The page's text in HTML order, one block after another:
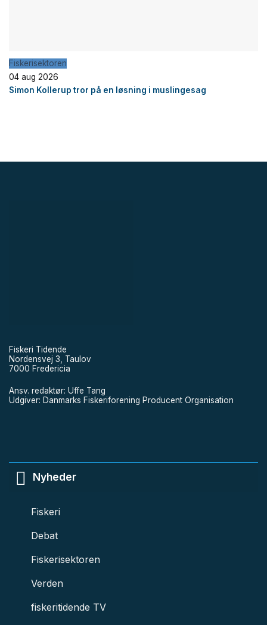
Fiskerisektoren
04 aug 2026
Simon Kollerup tror på en løsning i muslingesag
Fiskeri Tidende
Nordensvej 3, Taulov
7000 Fredericia
Ansv. redaktør: Uffe Tang
Udgiver: Danmarks Fiskeriforening Producent Organisation
Nyheder
Fiskeri
Debat
Fiskerisektoren
Verden
fiskeritidende TV